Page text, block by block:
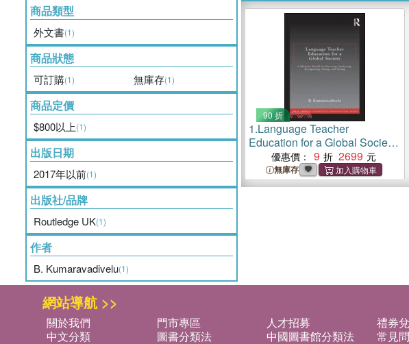
商品類型
外文書(1)
商品狀態
可訂購(1) 無庫存(1)
商品定價
$800以上(1)
出版日期
2017年以前(1)
出版社/品牌
Routledge UK(1)
作者
B. Kumaravadivelu(1)
90 折
1.Language Teacher
Education for a Global Society
─ A Modular Model for
Knowing, Analyzing,
Recognizing, Doing, and
優惠價： 9 2699
無庫存
網站導航 >>
關於我們 門市專區 人才招募 禮券
中文分類
圖書分類法 中國圖書館分類法 常見